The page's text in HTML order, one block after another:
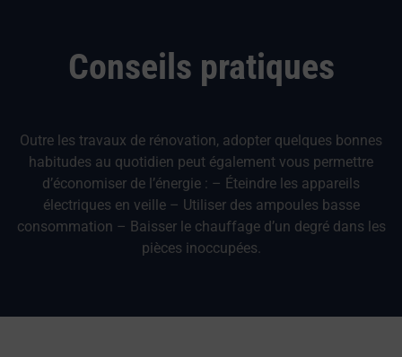
Conseils pratiques
Outre les travaux de rénovation, adopter quelques bonnes
habitudes au quotidien peut également vous permettre
d’économiser de l’énergie : – Éteindre les appareils
électriques en veille – Utiliser des ampoules basse
consommation – Baisser le chauffage d’un degré dans les
pièces inoccupées.